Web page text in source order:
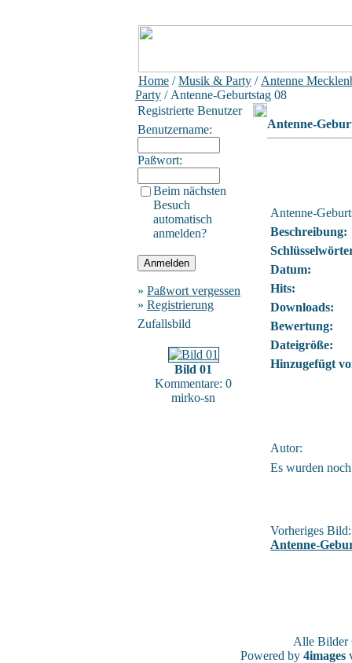
Home /Musik & Party / Antenne
Party / Antenne-Geburtstag 08
Registrierte Benutzer
Benutzername:
Paßwort:
Beim nächsten
Besuch
automatisch
anmelden?
» Paßwort vergessen
» Registrierung
Zufallsbild
Bild 01
Kommentare: 0
mirko-sn
Antenne-
Antenne-
Beschreibung:
Datum:
Hits:
Downloads:
Bewertung:
Dateigröße:
Hinzugefügt
Autor:
Es wurden
Vorheriges Bild:
Antenne-
Alle
Powered by 4images